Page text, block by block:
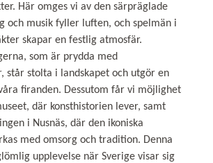
Här omges vi av den särpräglade
och musik fyller luften, och spelmän i
skapar en festlig atmosfär.
som är prydda med
står stolta i landskapet och utgör en
firanden. Dessutom får vi möjlighet
där konsthistorien lever, samt
i Nusnäs, där den ikoniska
med omsorg och tradition. Denna
upplevelse när Sverige visar sig